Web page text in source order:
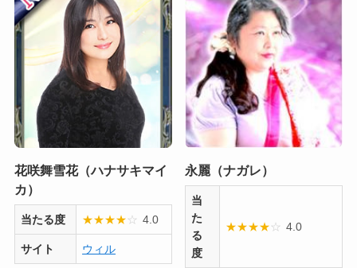
花咲舞雪花（ハナサキマイ
カ）
当たる度 ★★★★☆ 4.0
サイト ウィル
永麗（ナガレ）
当
た
る
度
★★★★☆ 4.0